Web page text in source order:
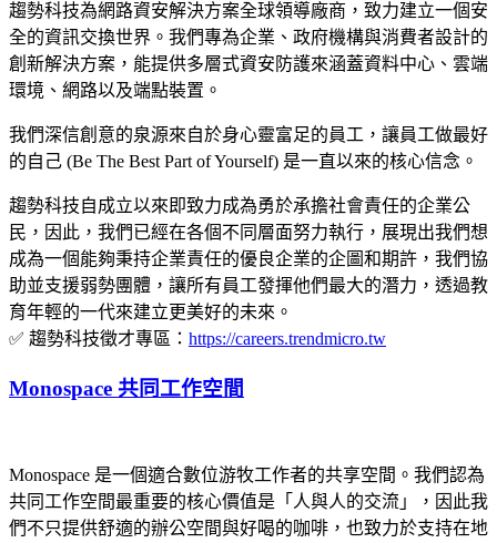
趨勢科技為網路資安解決方案全球領導廠商，致力建立一個安
全的資訊交換世界。我們專為企業、政府機構與消費者設計的
創新解決方案，能提供多層式資安防護來涵蓋資料中心、雲端
環境、網路以及端點裝置。
我們深信創意的泉源來自於身心靈富足的員工，讓員工做最好
的自己 (Be The Best Part of Yourself) 是一直以來的核心信念。
趨勢科技自成立以來即致力成為勇於承擔社會責任的企業公
民，因此，我們已經在各個不同層面努力執行，展現出我們想
成為一個能夠秉持企業責任的優良企業的企圖和期許，我們協
助並支援弱勢團體，讓所有員工發揮他們最大的潛力，透過教
育年輕的一代來建立更美好的未來。
✅ 趨勢科技徵才專區： https://careers.trendmicro.tw
Monospace 共同工作空間
Monospace 是一個適合數位游牧工作者的共享空間。我們認為
共同工作空間最重要的核心價值是「人與人的交流」，因此我
們不只提供舒適的辦公空間與好喝的咖啡，也致力於支持在地